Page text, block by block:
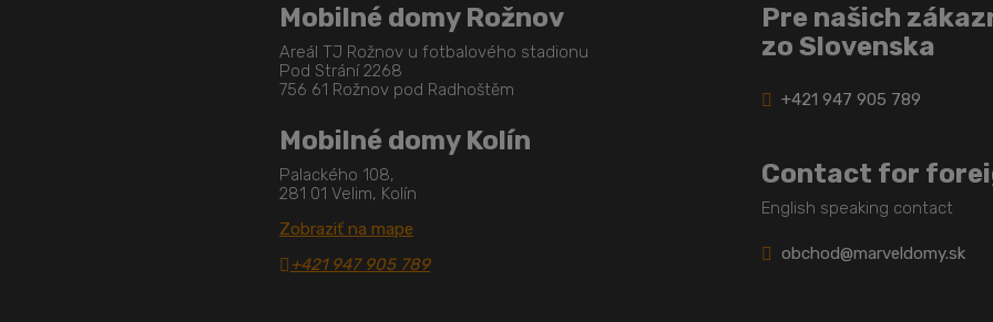
Mobilné domy Rožnov
Areál TJ Rožnov u fotbalového stadionu
Pod Strání 2268
756 61 Rožnov pod Radhoštěm
Mobilné domy Kolín
Palackého 108,
281 01 Velim, Kolín
Zobraziť na mape
+421 947 905 789
Pre našich
zo Slovenska
+421 947 905 789
Contact for
English speaking contact
obchod@marveldomy.sk